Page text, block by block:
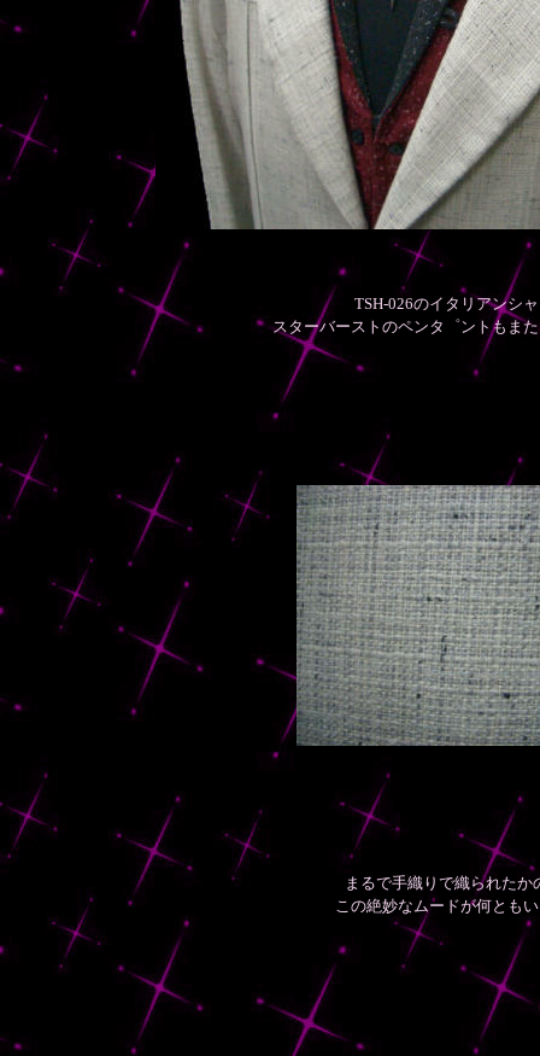
TSH-026のイタリアンシ
スターバーストのペンタ゜ントもま
まるで手織りで織られたか
この絶妙なムードが何とも